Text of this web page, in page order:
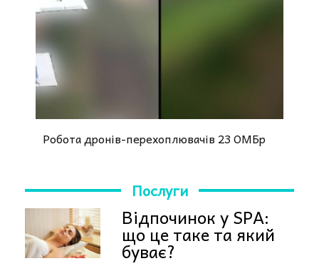
Робота дронів-перехоплювачів 23 ОМБр
Послуги
Відпочинок у SPA:
що це таке та який
буває?